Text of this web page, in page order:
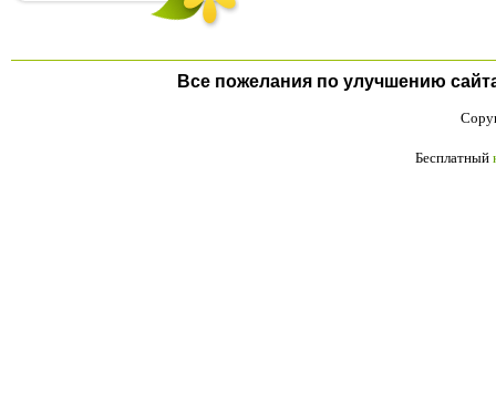
Все пожелания по улучшению
Бесплатный